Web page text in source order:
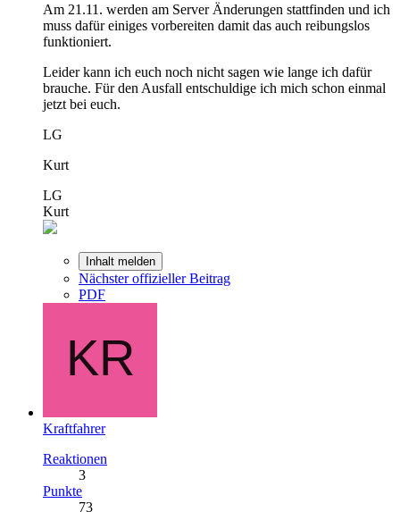
Am 21.11. werden am Server Änderungen stattfinden und ich
muss dafür einiges vorbereiten damit das auch reibungslos
funktioniert.
Leider kann ich euch noch nicht sagen wie lange ich dafür
brauche. Für den Ausfall entschuldige ich mich schon einmal
jetzt bei euch.
LG
Kurt
LG
Kurt
Inhalt melden
Nächster offizieller Beitrag
PDF
Kraftfahrer
Reaktionen
3
Punkte
73